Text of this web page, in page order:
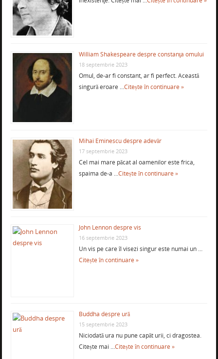
William Shakespeare despre constanţa omului
18 septembrie 2023
Omul, de-ar fi constant, ar fi perfect. Această
singură eroare …Citește în continuare »
Mihai Eminescu despre adevăr
17 septembrie 2023
Cel mai mare păcat al oamenilor este frica,
spaima de-a …Citește în continuare »
John Lennon despre vis
16 septembrie 2023
Un vis pe care îl visezi singur este numai un …
Citește în continuare »
Buddha despre ură
15 septembrie 2023
Niciodată ura nu pune capăt urii, ci dragostea.
Citește mai …Citește în continuare »